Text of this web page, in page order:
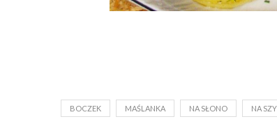
BOCZEK MAŚLANKA NA SŁONO NA